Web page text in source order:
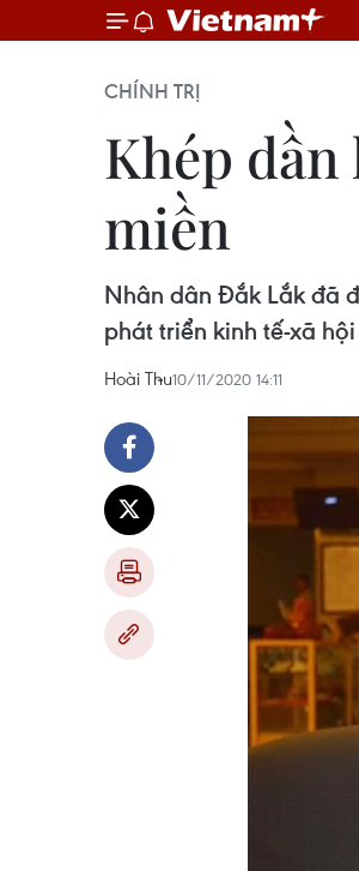
CHÍNH TRỊ
Khép dần
miền
Nhân dân Đắk Lắk đã
phát triển kinh tế-xã
Hoài Thu10/11/2020 14:11